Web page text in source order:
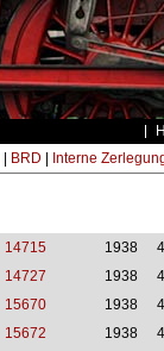
BRD Interne
14715 1938
14727 1938
15670 1938
15672 1938